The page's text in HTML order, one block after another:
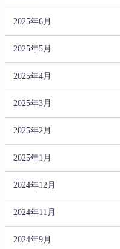
2025年6月
2025年5月
2025年4月
2025年3月
2025年2月
2025年1月
2024年12月
2024年11月
2024年9月